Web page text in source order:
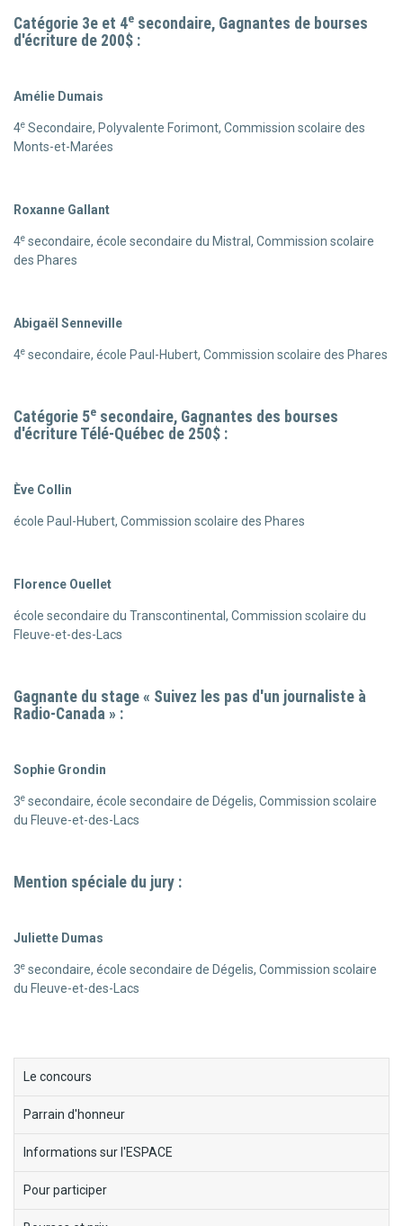
Catégorie 3e et 4e secondaire, Gagnantes de bourses
d'écriture de 200$ :
Amélie Dumais
4e Secondaire, Polyvalente Forimont, Commission scolaire des
Monts-et-Marées
Roxanne Gallant
4e secondaire, école secondaire du Mistral, Commission scolaire
des Phares
Abigaël Senneville
4e secondaire, école Paul-Hubert, Commission scolaire des Phares
Catégorie 5e secondaire, Gagnantes des bourses
d'écriture Télé-Québec de 250$ :
Ève Collin
école Paul-Hubert, Commission scolaire des Phares
Florence Ouellet
école secondaire du Transcontinental, Commission scolaire du
Fleuve-et-des-Lacs
Gagnante du stage « Suivez les pas d'un journaliste à
Radio-Canada » :
Sophie Grondin
3e secondaire, école secondaire de Dégelis, Commission scolaire
du Fleuve-et-des-Lacs
Mention spéciale du jury :
Juliette Dumas
3e secondaire, école secondaire de Dégelis, Commission scolaire
du Fleuve-et-des-Lacs
block-
ecorce-
fabuleuse
Le concours
Parrain d'honneur
Informations sur l'ESPACE
Pour participer